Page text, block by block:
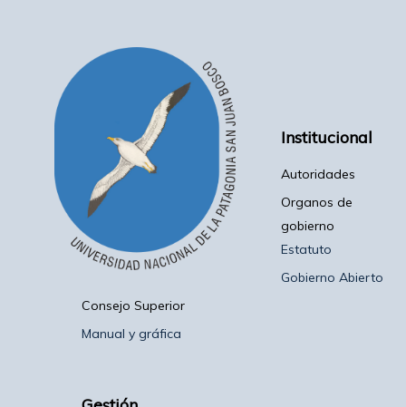
Institucional
Autoridades
Organos de
gobierno
Estatuto
Gobierno Abierto
Consejo Superior
Manual y gráfica